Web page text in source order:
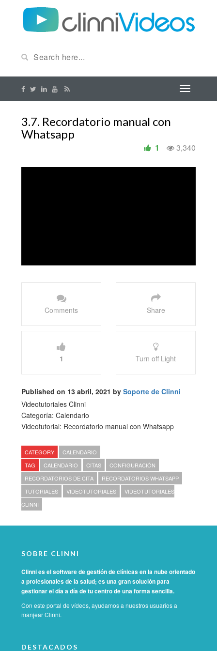
3.7. Recordatorio manual con
Whatsapp
3,340
1
Comments Share
1 Turn off Light
Published on 13 abril, 2021 by Soporte de Clinni
Videotutoriales Clinni
Categoría: Calendario
Videotutorial: Recordatorio manual con Whatsapp
CATEGORY
CALENDARIO
TAG
CALENDARIO CITAS
CONFIGURACIÓN
RECORDATORIOS DE CITA
RECORDATORIOS WHATSAPP
TUTORIALES
VIDEOTUTORIALES
VIDEOTUTORIALES
CLINNI
SOBRE CLINNI
Clinni es el software de gestión de clínicas en la nube orientado
a profesionales de la salud; es una gran solución para
gestionar el día a día de tu centro de una forma sencilla.
Con este portal de vídeos, ayudamos a nuestros usuarios a
manjear Clinni.
DESTACADOS